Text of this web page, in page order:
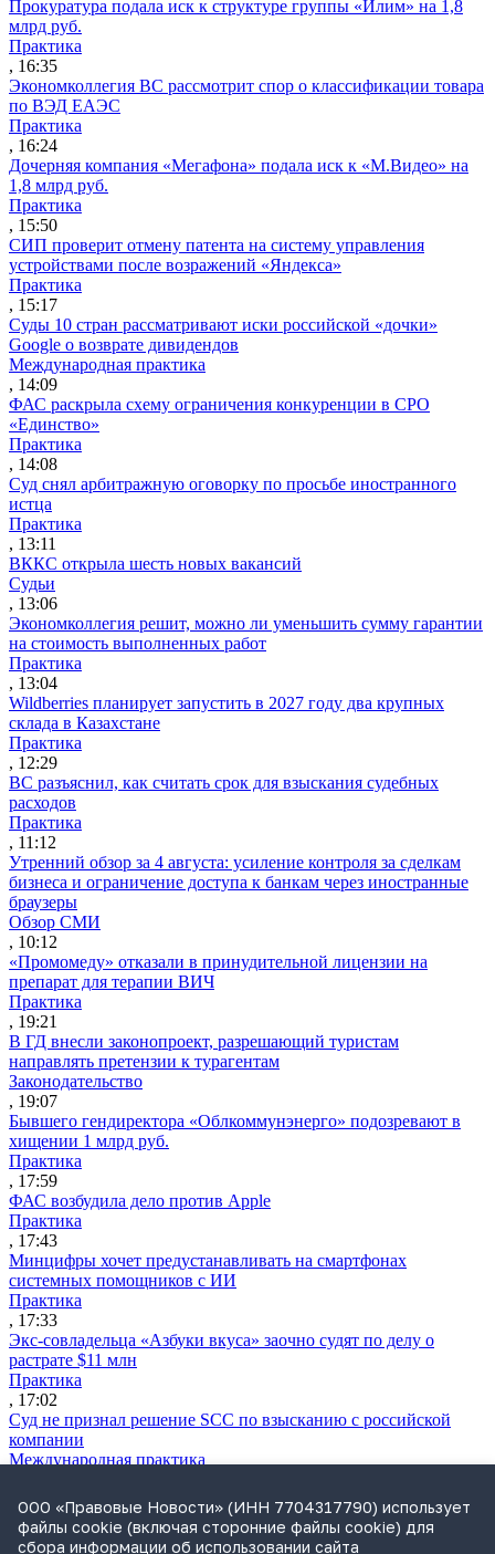
Прокуратура подала иск к структуре группы «Илим» на 1,8
млрд руб.
Практика
, 16:35
Экономколлегия ВС рассмотрит спор о классификации товара
по ВЭД ЕАЭС
Практика
, 16:24
Дочерняя компания «Мегафона» подала иск к «М.Видео» на
1,8 млрд руб.
Практика
, 15:50
СИП проверит отмену патента на систему управления
устройствами после возражений «Яндекса»
Практика
, 15:17
Суды 10 стран рассматривают иски российской «дочки»
Google о возврате дивидендов
Международная практика
, 14:09
ФАС раскрыла схему ограничения конкуренции в СРО
«Единство»
Практика
, 14:08
Суд снял арбитражную оговорку по просьбе иностранного
истца
Практика
, 13:11
ВККС открыла шесть новых вакансий
Судьи
, 13:06
Экономколлегия решит, можно ли уменьшить сумму гарантии
на стоимость выполненных работ
Практика
, 13:04
Wildberries планирует запустить в 2027 году два крупных
склада в Казахстане
Практика
, 12:29
ВС разъяснил, как считать срок для взыскания судебных
расходов
Практика
, 11:12
Утренний обзор за 4 августа: усиление контроля за сделкам
бизнеса и ограничение доступа к банкам через иностранные
браузеры
Обзор СМИ
, 10:12
«Промомеду» отказали в принудительной лицензии на
препарат для терапии ВИЧ
Практика
, 19:21
В ГД внесли законопроект, разрешающий туристам
направлять претензии к турагентам
Законодательство
, 19:07
Бывшего гендиректора «Облкоммунэнерго» подозревают в
хищении 1 млрд руб.
Практика
, 17:59
ФАС возбудила дело против Apple
Практика
, 17:43
Минцифры хочет предустанавливать на смартфонах
системных помощников с ИИ
Практика
, 17:33
Экс-совладельца «Азбуки вкуса» заочно судят по делу о
растрате $11 млн
Практика
, 17:02
Суд не признал решение SCC по взысканию с российской
компании
Международная практика
Дроны могут начать применять для фиксации нарушений
ПДД
Практика
ООО «Правовые Новости» (ИНН 7704317790) использует
файлы cookie (включая сторонние файлы cookie) для
сбора информации об использовании сайта